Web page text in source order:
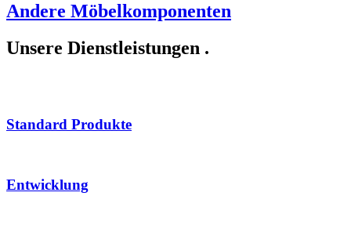
Andere Möbelkomponenten
Unsere Dienstleistungen .
Standard Produkte
Entwicklung